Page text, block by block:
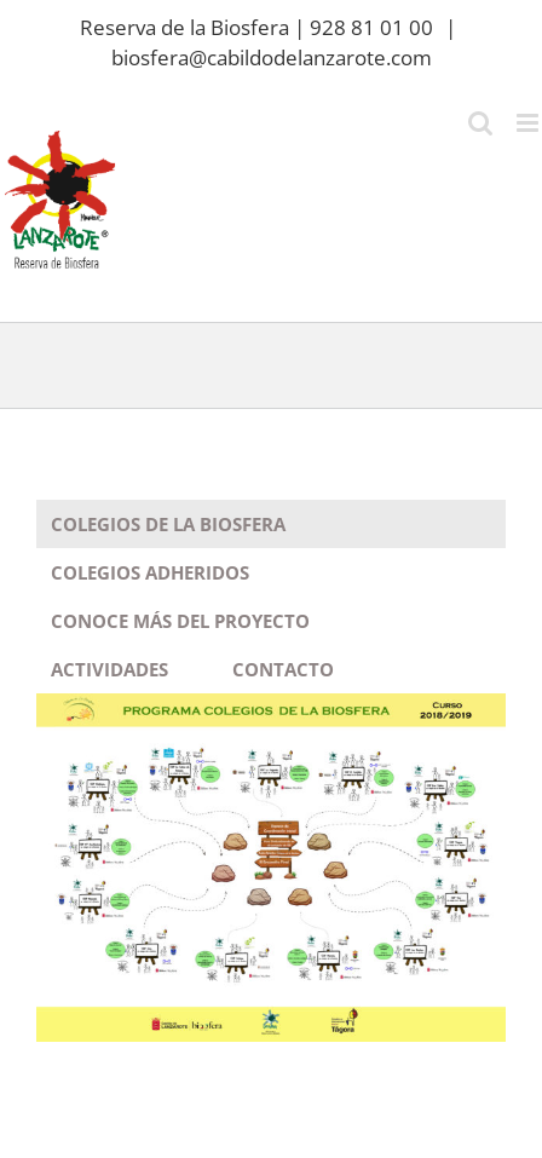
Reserva de la Biosfera | 928 81 01 00
|
biosfera@cabildodelanzarote.com
COLEGIOS DE LA BIOSFERA
COLEGIOS ADHERIDOS
CONOCE MÁS DEL PROYECTO
ACTIVIDADES
CONTACTO